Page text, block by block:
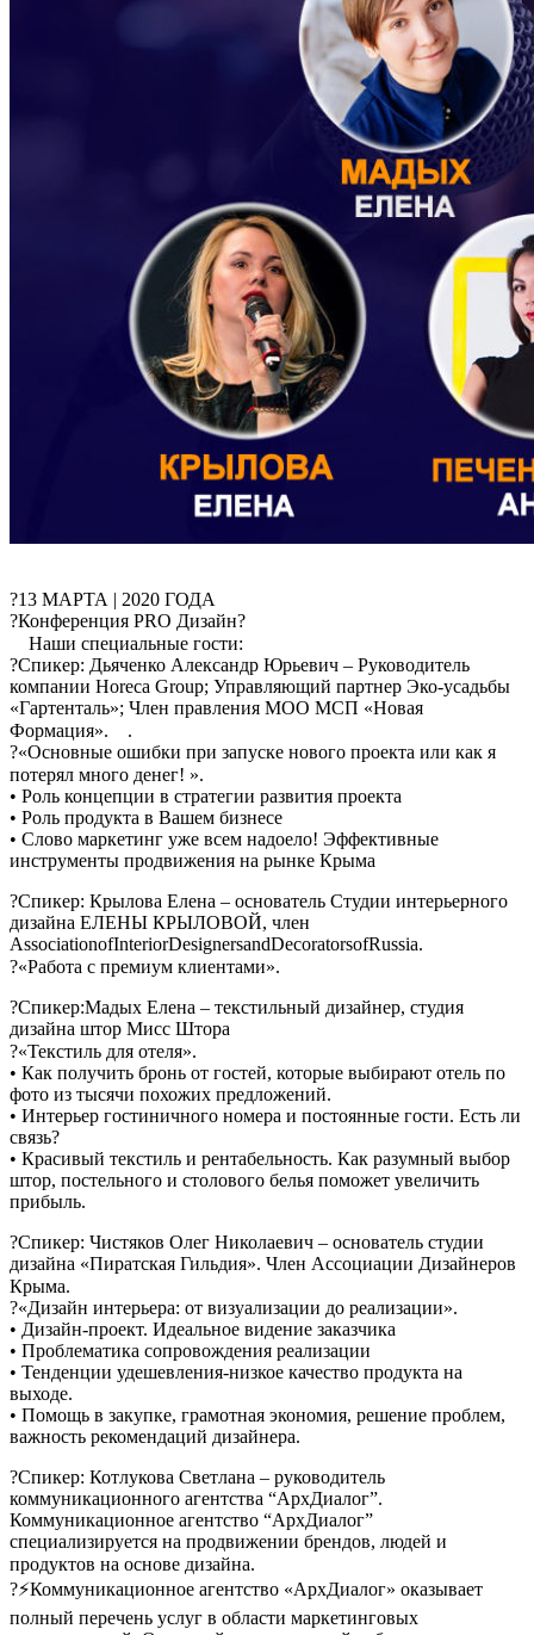
?13 МАРТА | 2020 ГОДА
?Конференция PRO Дизайн?
⠀ Наши специальные гости: ⠀
?Спикер: Дьяченко Александр Юрьевич – Руководитель
компании Horeca Group; Управляющий партнер Эко-усадьбы
«Гартенталь»; Член правления МОО МСП «Новая
Формация». ⠀.
?«Основные ошибки при запуске нового проекта или как я
потерял много денег! ». ⠀
• Роль концепции в стратегии развития проекта
• Роль продукта в Вашем бизнесе
• Слово маркетинг уже всем надоело! Эффективные
инструменты продвижения на рынке Крыма
?Спикер: Крылова Елена – основатель Студии интерьерного
дизайна ЕЛЕНЫ КРЫЛОВОЙ, член
AssociationofInteriorDesignersandDecoratorsofRussia.
?«Работа с премиум клиентами». ⠀
?Спикер:Мадых Елена – текстильный дизайнер, студия
дизайна штор Мисс Штора
?«Текстиль для отеля». ⠀
• Как получить бронь от гостей, которые выбирают отель по
фото из тысячи похожих предложений.
• Интерьер гостиничного номера и постоянные гости. Есть ли
связь?
• Красивый текстиль и рентабельность. Как разумный выбор
штор, постельного и столового белья поможет увеличить
прибыль.
?Спикер: Чистяков Олег Николаевич – основатель студии
дизайна «Пиратская Гильдия». Член Ассоциации Дизайнеров
Крыма. ⠀
?«Дизайн интерьера: от визуализации до реализации».
• Дизайн-проект. Идеальное видение заказчика
• Проблематика сопровождения реализации
• Тенденции удешевления-низкое качество продукта на
выходе.
• Помощь в закупке, грамотная экономия, решение проблем,
важность рекомендаций дизайнера.
?Спикер: Котлукова Светлана – руководитель
коммуникационного агентства “АрхДиалог”.
Коммуникационное агентство “АрхДиалог”
специализируется на продвижении брендов, людей и
продуктов на основе дизайна. ⠀
?⚡Коммуникационное агентство «АрхДиалог» оказывает
полный перечень услуг в области маркетинговых